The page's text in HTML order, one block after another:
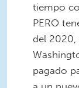
tiempo
PERO
del 2020,
pagado